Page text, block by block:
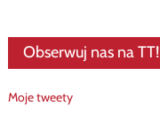
Obserwuj nas na TT!
Moje tweety